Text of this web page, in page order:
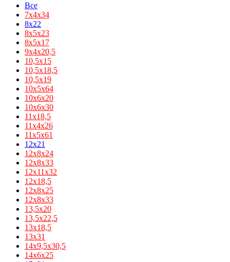
Все
7х4х34
8x22
8x5x23
8х5х17
9х4х20,5
10,5х15
10,5х18,5
10,5х19
10х5х64
10х6х20
10х6х30
11х18,5
11х4х26
11х5х61
12x21
12x8x24
12x8x33
12х11х32
12х18,5
12х8х25
12х8х33
13,5х20
13,5х22,5
13х18,5
13х31
14x9,5x30,5
14х6х25